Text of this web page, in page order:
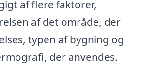
af flere faktorer,
af det område, der
typen af bygning og
der anvendes.